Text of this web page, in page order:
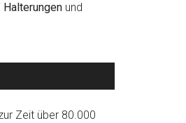
und
Zeit über 80.000